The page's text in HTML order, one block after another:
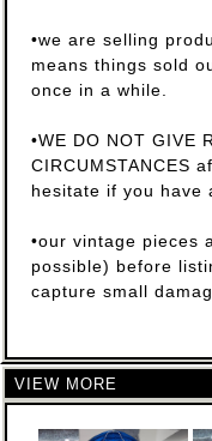
•we are selling
means things sold
once in a while.
•WE DO NOT GIVE
CIRCUMSTANCES
hesitate if you have
•our vintage pieces
possible) before
capture small
VIEW MORE